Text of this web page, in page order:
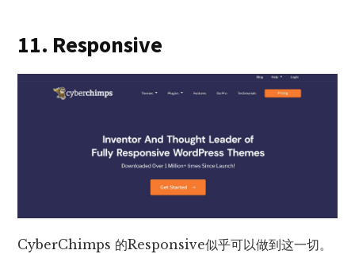
11. Responsive
Cyber​​Chimps 的Responsive似乎可以做到这一切。